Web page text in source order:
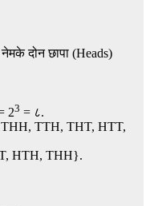
दोन छापा (Heads)
23 = ८.
TTH, THT, HTT,
HTH, THH}.